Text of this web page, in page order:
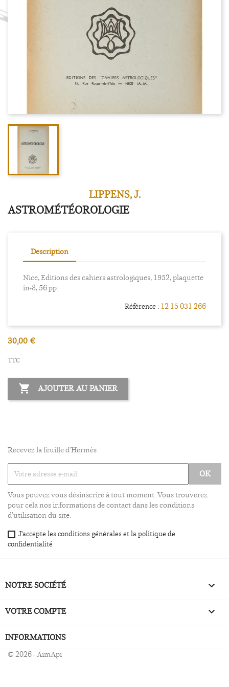
LIPPENS, J.
ASTROMÉTÉOROLOGIE
Description
Nice, Editions des cahiers astrologiques, 1952, plaquette
in-8, 56 pp.
Référence : 12 15 031 266
30,00 €
TTC
 AJOUTER AU PANIER
Recevez la feuille d'Hermès
Vous pouvez vous désinscrire à tout moment. Vous trouverez
pour cela nos informations de contact dans les conditions
d'utilisation du site.
J'accepte les conditions générales et la politique de
confidentialité
NOTRE SOCIÉTÉ 
VOTRE COMPTE 
INFORMATIONS
© 2026 - AimApi